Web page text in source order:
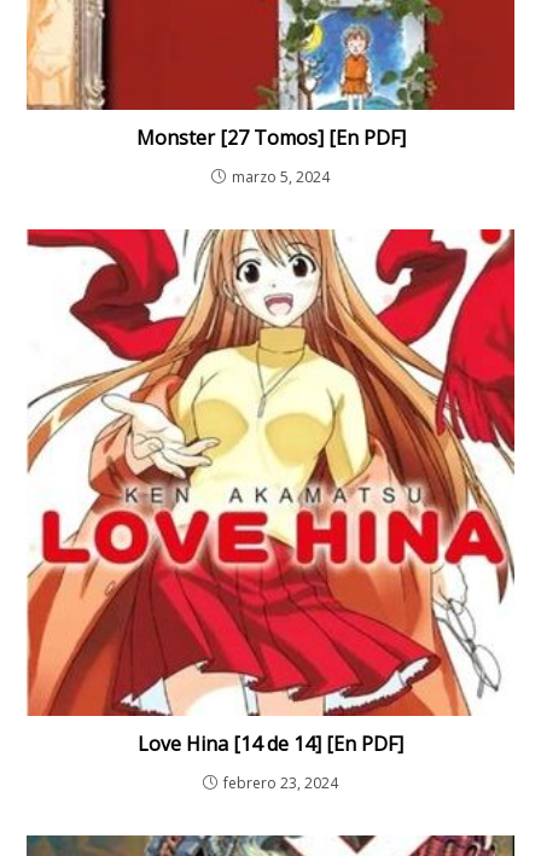
Monster [27 Tomos] [En PDF]
marzo 5, 2024
Love Hina [14 de 14] [En PDF]
febrero 23, 2024